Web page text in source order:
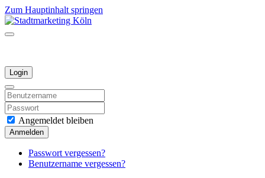
Zum Hauptinhalt springen
Login
Angemeldet bleiben
Anmelden
Passwort vergessen?
Benutzername vergessen?